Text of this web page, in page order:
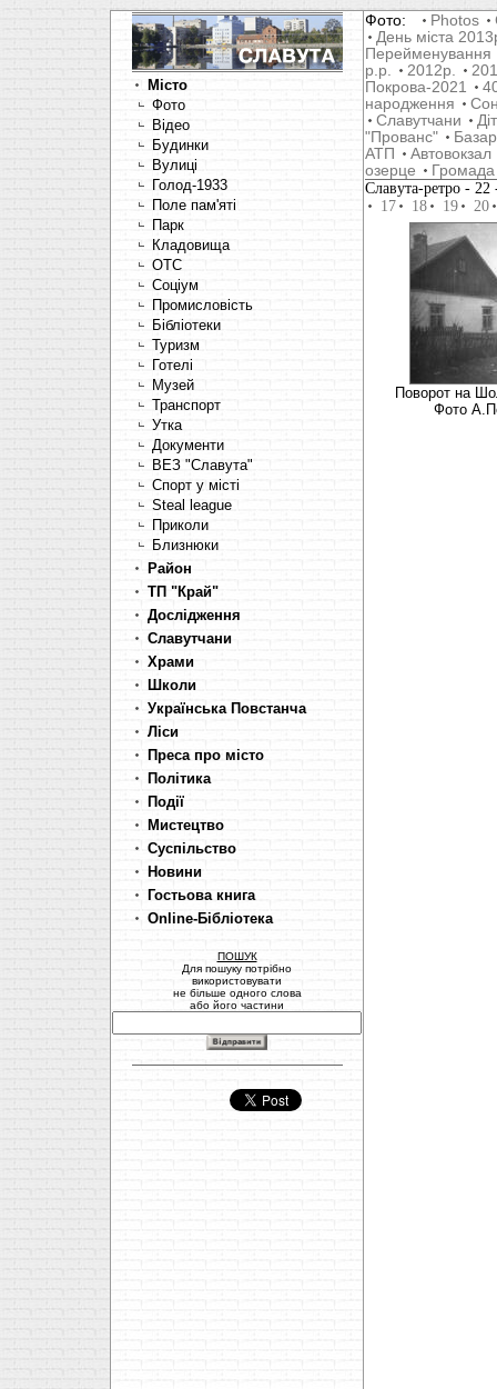
Місто
Фото
Відео
Будинки
Вулиці
Голод-1933
Поле пам'яті
Парк
Кладовища
OTC
Соціум
Промисловість
Бібліотеки
Туризм
Готелі
Музей
Транспорт
Утка
Документи
ВЕЗ "Славута"
Спорт у місті
Steal league
Приколи
Близнюки
Район
ТП "Край"
Дослідження
Славутчани
Храми
Школи
Українська Повстанча
Ліси
Преса про місто
Політика
Події
Мистецтво
Суспільство
Новини
Гостьова книга
Online-Бібліотека
ПОШУК
Для пошуку потрібно
використовувати
не більше одного слова
або його частини
Фото: Photos
День міста
Перейменування
р.р.
2012р.
Покрова-2021
народження
Славутчани
"Прованс"
Базар
АТП
Автовокзал
озерце
Громада
Славута-ретро -
17
18 19 20
Поворот на
Фото